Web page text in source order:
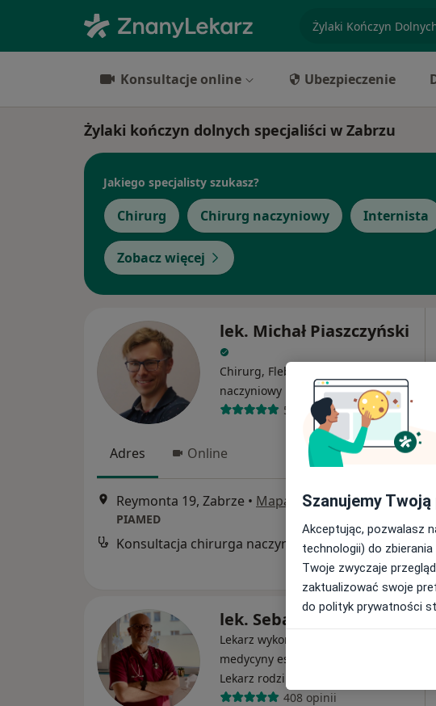
specjalizacja,
Konsultacje online Ubezpieczenie
Żylaki kończyn dolnych specjaliści w Zabrzu
Jakiego specjalisty szukasz?
Chirurg Chirurg naczyniowy Internista
Zobacz więcej
lek. Michał Piaszczyński
Chirurg, Flebolog, Chirurg
naczyniowy
Więcej
553 opinie
Adres Online
Reymonta 19, Zabrze • Mapa
PIAMED
Konsultacja chirurga naczyniowego 200 zł
lek. Sebastian Kocur
Lekarz wykonujący zabiegi
medycyny estetycznej, Flebolog,
Lekarz rodzinny
408 opinii
Szanujemy
Akceptując, pozwalasz
technologii) do
Twoje zwyczaje
zaktualizować swoje
do polityk prywatności